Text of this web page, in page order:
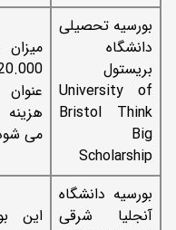
بورسیه تحصیلی
دانشگاه
بریستول
University of
Bristol Think
Big
Scholarship
می
بورسیه دانشگاه
آنجلیا شرقی
این